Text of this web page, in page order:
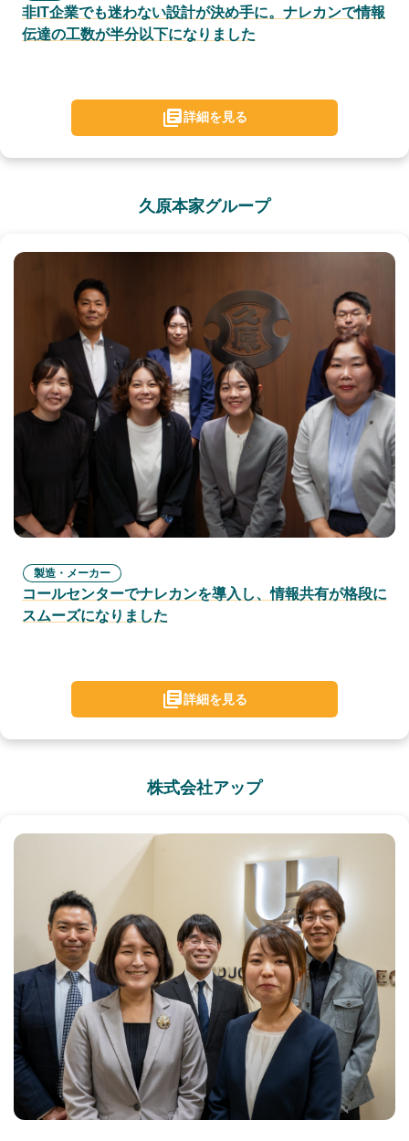
非IT企業でも迷わない設計が決め手に。ナレカンで情報
伝達の工数が半分以下になりました
詳細を見る
久原本家グループ
製造・メーカー
コールセンターでナレカンを導入し、情報共有が格段に
スムーズになりました
詳細を見る
株式会社アップ